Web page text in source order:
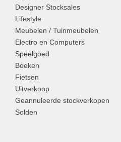
Designer Stocksales
Lifestyle
Meubelen / Tuinmeubelen
Electro en Computers
Speelgoed
Boeken
Fietsen
Uitverkoop
Geannuleerde stockverkopen
Solden